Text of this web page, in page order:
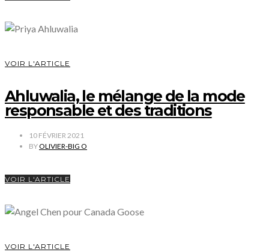
VOIR L'ARTICLE
Ahluwalia, le mélange de la mode
responsable et des traditions
10 FÉVRIER 2021
BYOLIVIER-BIG O
VOIR L'ARTICLE
VOIR L'ARTICLE